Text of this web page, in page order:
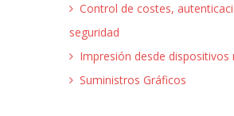
Control de costes,
seguridad
Impresión desde dispositivos
Suministros Gráficos